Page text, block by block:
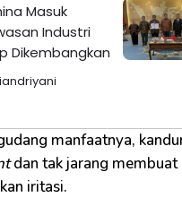
Masuk
Industri
Dikembangkan
manfaatnya,
dan tak jarang
iritasi.